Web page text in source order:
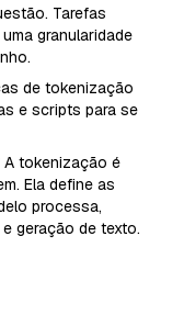
Tarefas
granularidade
de tokenização
e scripts para se
A tokenização é
Ela define as
processa,
geração de texto.